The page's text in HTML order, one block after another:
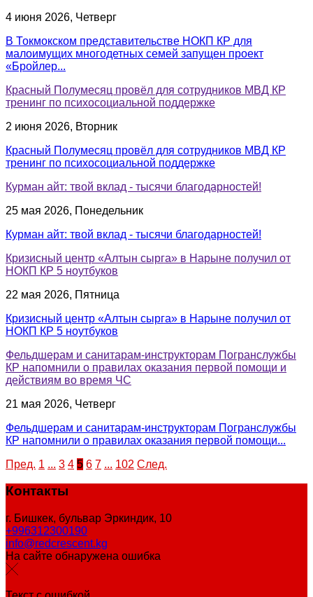
4 июня 2026, Четверг
В Токмокском представительстве НОКП КР для
малоимущих многодетных семей запущен проект
«Бройлер...
Красный Полумесяц провёл для сотрудников МВД КР
тренинг по психосоциальной поддержке
2 июня 2026, Вторник
Красный Полумесяц провёл для сотрудников МВД КР
тренинг по психосоциальной поддержке
Курман айт: твой вклад - тысячи благодарностей!
25 мая 2026, Понедельник
Курман айт: твой вклад - тысячи благодарностей!
Кризисный центр «Алтын сырга» в Нарыне получил от
НОКП КР 5 ноутбуков
22 мая 2026, Пятница
Кризисный центр «Алтын сырга» в Нарыне получил от
НОКП КР 5 ноутбуков
Фельдшерам и санитарам-инструкторам Погранслужбы
КР напомнили о правилах оказания первой помощи и
действиям во время ЧС
21 мая 2026, Четверг
Фельдшерам и санитарам-инструкторам Погранслужбы
КР напомнили о правилах оказания первой помощи...
Пред. 1 ... 3 4 5 6 7 ... 102 След.
Контакты
г. Бишкек, бульвар Эркиндик, 10
+996312300190
info@redcrescent.kg
На сайте обнаружена ошибка